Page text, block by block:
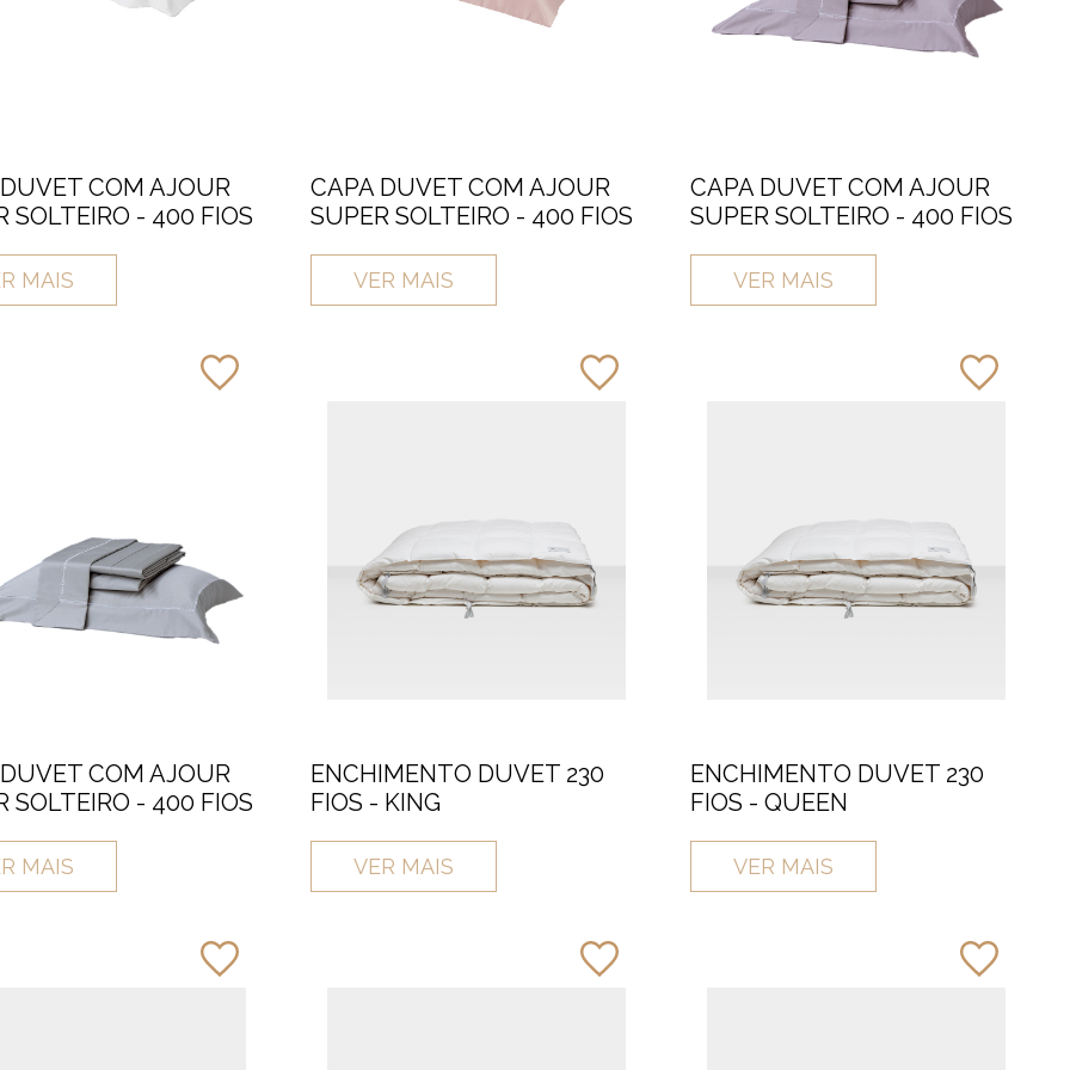
COM AJOUR
SOLTEIRO - 400 FIOS
MAIS
CAPA DUVET COM AJOUR
SUPER SOLTEIRO - 400 FIOS
VER MAIS
CAPA DUVET COM AJOUR
SUPER SOLTEIRO - 400 FIOS
VER MAIS
COM AJOUR
SOLTEIRO - 400 FIOS
MAIS
ENCHIMENTO DUVET 230
FIOS - KING
VER MAIS
ENCHIMENTO DUVET 230
FIOS - QUEEN
VER MAIS